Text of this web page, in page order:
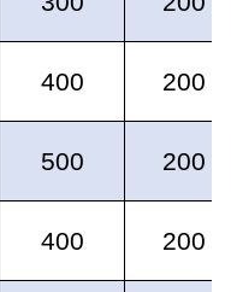
400 200
500 200
400 200